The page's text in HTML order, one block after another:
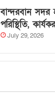
বান্দরবান সদর
পরিস্থিতি,
July 29, 2026